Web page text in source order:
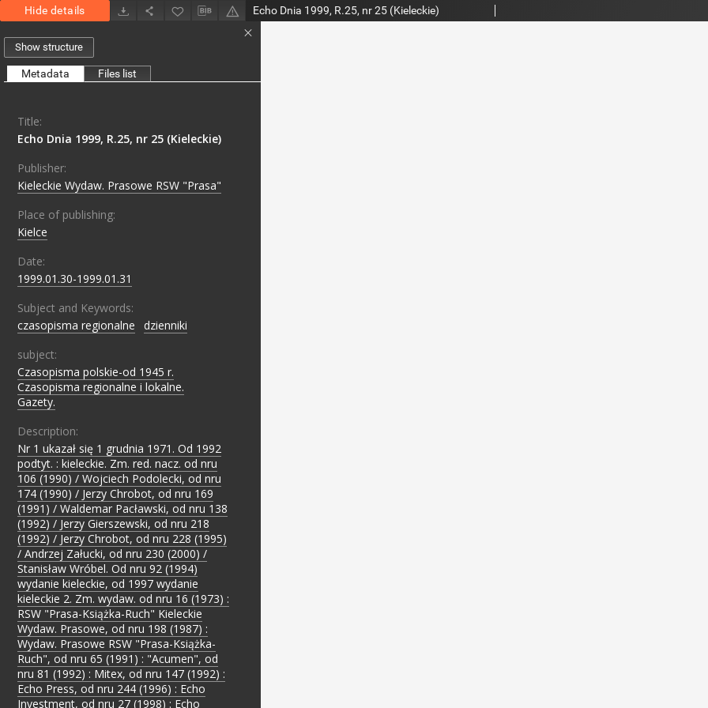
Hide details Echo Dnia 1999, R.25, nr 25 (Kieleckie)
Show structure
Metadata Files list
Title:
Echo Dnia 1999, R.25, nr 25 (Kieleckie)
Publisher:
Kieleckie Wydaw. Prasowe RSW "Prasa"
Place of publishing:
Kielce
Date:
1999.01.30-1999.01.31
Subject and Keywords:
czasopisma regionalne
dzienniki
subject:
Czasopisma polskie-od 1945 r.
Czasopisma regionalne i lokalne.
Gazety.
Description:
Nr 1 ukazał się 1 grudnia 1971. Od 1992
podtyt. : kieleckie. Zm. red. nacz. od nru
106 (1990) / Wojciech Podolecki, od nru
174 (1990) / Jerzy Chrobot, od nru 169
(1991) / Waldemar Pacławski, od nru 138
(1992) / Jerzy Gierszewski, od nru 218
(1992) / Jerzy Chrobot, od nru 228 (1995)
/ Andrzej Załucki, od nru 230 (2000) /
Stanisław Wróbel. Od nru 92 (1994)
wydanie kieleckie, od 1997 wydanie
kieleckie 2. Zm. wydaw. od nru 16 (1973) :
RSW "Prasa-Książka-Ruch" Kieleckie
Wydaw. Prasowe, od nru 198 (1987) :
Wydaw. Prasowe RSW "Prasa-Książka-
Ruch", od nru 65 (1991) : "Acumen", od
nru 81 (1992) : Mitex, od nru 147 (1992) :
Echo Press, od nru 244 (1996) : Echo
Investment, od nru 27 (1998) : Echo